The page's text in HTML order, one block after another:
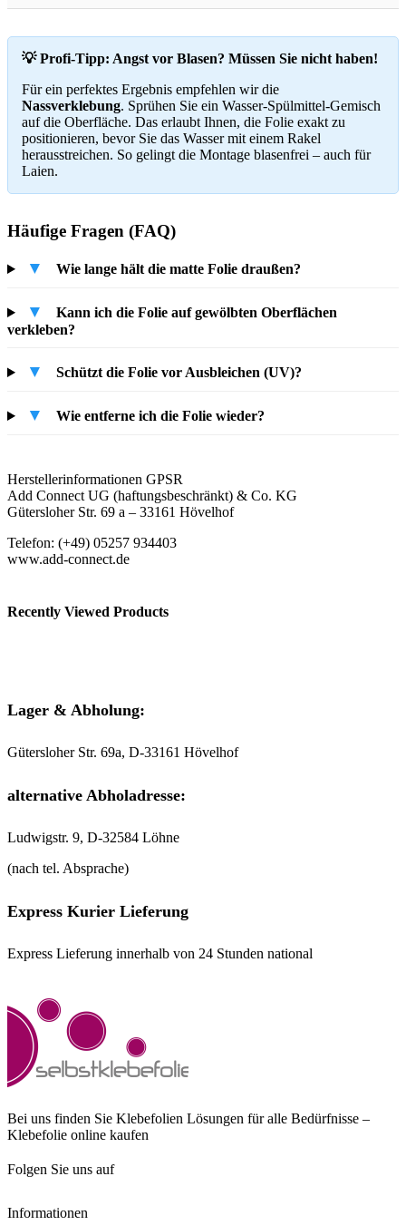
💡 Profi-Tipp: Angst vor Blasen? Müssen Sie nicht haben!
Für ein perfektes Ergebnis empfehlen wir die
Nassverklebung. Sprühen Sie ein Wasser-Spülmittel-Gemisch
auf die Oberfläche. Das erlaubt Ihnen, die Folie exakt zu
positionieren, bevor Sie das Wasser mit einem Rakel
herausstreichen. So gelingt die Montage blasenfrei – auch für
Laien.
Häufige Fragen (FAQ)
▼
Wie lange hält die matte Folie draußen?
▼
Kann ich die Folie auf gewölbten Oberflächen
verkleben?
▼ Schützt die Folie vor Ausbleichen (UV)?
▼ Wie entferne ich die Folie wieder?
Herstellerinformationen GPSR
Add Connect UG (haftungsbeschränkt) & Co. KG
Gütersloher Str. 69 a – 33161 Hövelhof
Telefon: (+49) 05257 934403
www.add-connect.de
Recently Viewed Products
Lager & Abholung:
Gütersloher Str. 69a, D-33161 Hövelhof
alternative Abholadresse:
Ludwigstr. 9, D-32584 Löhne
(nach tel. Absprache)
Express Kurier Lieferung
Express Lieferung innerhalb von 24 Stunden national
Bei uns finden Sie Klebefolien Lösungen für alle Bedürfnisse –
Klebefolie online kaufen
Folgen Sie uns auf
Informationen